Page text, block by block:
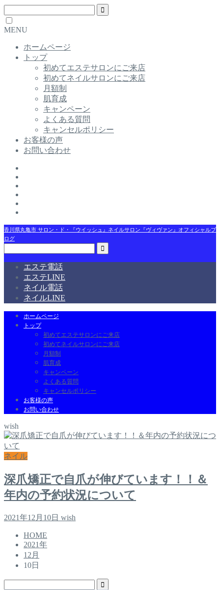
MENU
ホームページ
トップ
初めてエステサロンにご来店
初めてネイルサロンにご来店
月額制
肌育成
キャンペーン
よくある質問
キャンセルポリシー
お客様の声
お問い合わせ
香川県丸亀市 サロン・ド・『ウイッシュ』ネイルサロン『ヴィヴァン』オフィシャルブ
ログ
エステ電話
エステLINE
ネイル電話
ネイルLINE
ホームページ
トップ
初めてエステサロンにご来店
初めてネイルサロンにご来店
月額制
肌育成
キャンペーン
よくある質問
キャンセルポリシー
お客様の声
お問い合わせ
wish
ネイル
深爪矯正で自爪が伸びています！！＆
年内の予約状況について
2021年12月10日 wish
HOME
2021年
12月
10日